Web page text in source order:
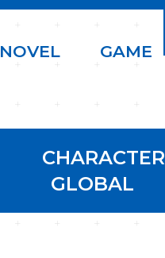
NOVEL GAME
CHARACTER
GLOBAL